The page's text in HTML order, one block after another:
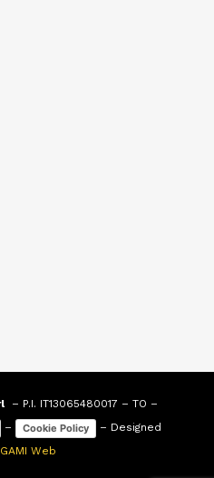
– P.I. IT13065480017 – TO –
– Cookie Policy
– Designed
Web